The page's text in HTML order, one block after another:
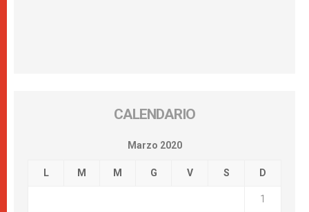
CALENDARIO
Marzo 2020
L M M G V S D
1